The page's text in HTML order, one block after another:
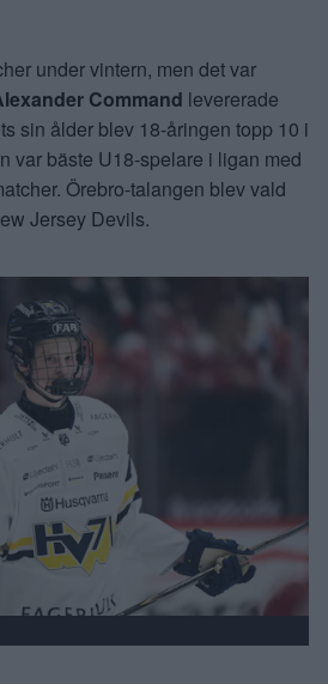
under vintern, men det var
Command levererade
sin ålder blev 18-åringen topp 10 i
var bäste U18-spelare i ligan med
Örebro-talangen blev vald
Jersey Devils.